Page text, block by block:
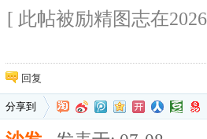
[ 此帖被励精图志在
回复
分享到